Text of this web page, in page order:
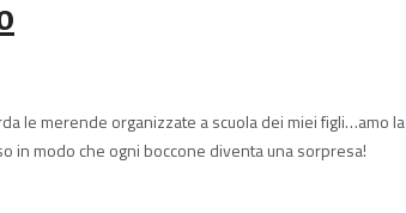
le merende organizzate a scuola dei miei figli…amo la
in modo che ogni boccone diventa una sorpresa!